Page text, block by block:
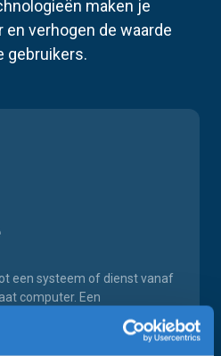
maken je
verhogen de waarde
gebruikers.
een systeem of dienst vanaf
computer. Een
via de browser werkt overal.